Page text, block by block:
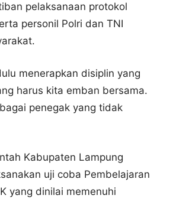
pelaksanaan protokol
personil Polri dan TNI
menerapkan disiplin yang
harus kita emban bersama.
penegak yang tidak
Kabupaten Lampung
uji coba Pembelajaran
yang dinilai memenuhi